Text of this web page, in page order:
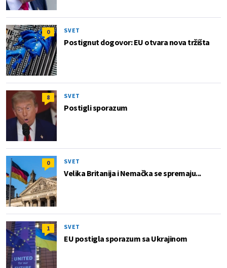
0 SVET
Postignut dogovor: EU otvara nova tržišta
8 SVET
Postigli sporazum
0 SVET
Velika Britanija i Nemačka se spremaju...
1 SVET
EU postigla sporazum sa Ukrajinom